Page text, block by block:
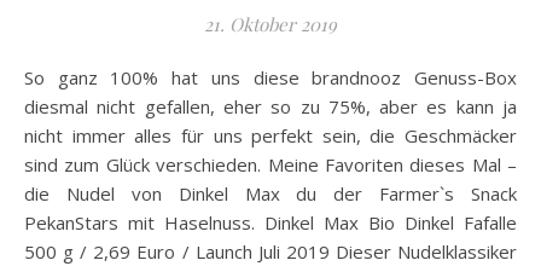
21. Oktober 2019
So ganz 100% hat uns diese brandnooz Genuss-Box
diesmal nicht gefallen, eher so zu 75%, aber es kann ja
nicht immer alles für uns perfekt sein, die Geschmäcker
sind zum Glück verschieden. Meine Favoriten dieses Mal –
die Nudel von Dinkel Max du der Farmer`s Snack
PekanStars mit Haselnuss. Dinkel Max Bio Dinkel Fafalle
500 g / 2,69 Euro / Launch Juli 2019 Dieser Nudelklassiker